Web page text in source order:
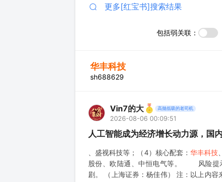
更多[红宝书]搜索结果
包括弱关联：
华丰科技
sh688629
Vin7的大 高抛低吸的老司机
2026-08-06 00:09:51
人工智能成为经济增长动力源，国
、盛视科技等；（4）核心配套： 华丰科技
股份、欧陆通、中恒电气等。 风险提示
剧。 （上海证券：杨佳伟） 注：以上内